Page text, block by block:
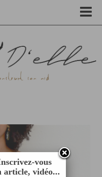
vous
article, vidéo...